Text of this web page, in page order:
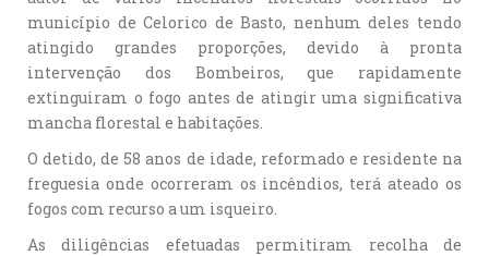
município de Celorico de Basto, nenhum deles tendo
atingido grandes proporções, devido à pronta
intervenção dos Bombeiros, que rapidamente
extinguiram o fogo antes de atingir uma significativa
mancha florestal e habitações.
O detido, de 58 anos de idade, reformado e residente na
freguesia onde ocorreram os incêndios, terá ateado os
fogos com recurso a um isqueiro.
As diligências efetuadas permitiram recolha de